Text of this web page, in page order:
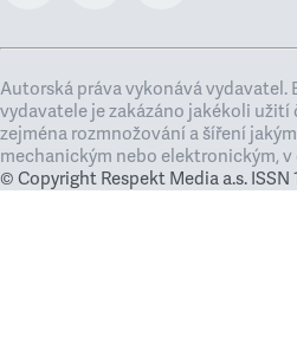
Autorská práva vykonává vydavatel.
vydavatele je zakázáno jakékoli užití
zejména rozmnožování a šíření
mechanickým nebo elektronickým, v
© Copyright Respekt Media a.s. ISSN